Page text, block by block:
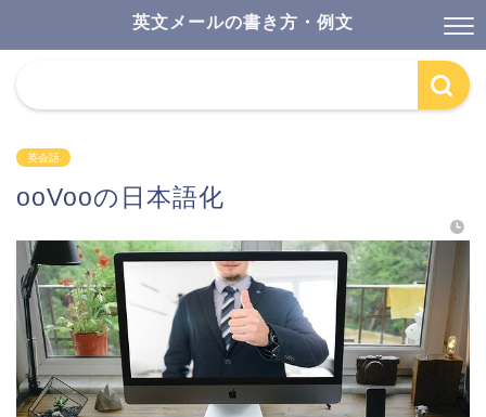
英文メールの書き方・例文
英会話
ooVooの日本語化